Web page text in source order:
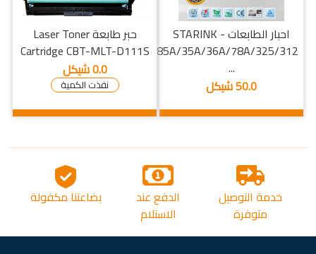
احبار الطابعات - STARINK
85A/35A/36A/78A/325/312
...
50.0 شيكل
حبر طابعة Laser Toner
Cartridge CBT-MLT-D111S
0.0 شيكل
نفذت الكمية
خدمة التوصيل
متوفرة
الدفع عند
الاستلام
بضاعتنا مكفولة